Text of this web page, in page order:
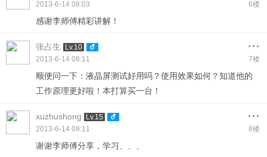
2013-6-14 08:03 6楼
感谢李师傅精彩讲解！
张占生 Lv.10 ...
2013-6-14 08:11 7楼
顺便问一下：液晶屏测试好用吗？使用效果如何？知道他的
工作原理更好啦！本打算买一台！
xuzhushong Lv.15 ...
2013-6-14 09:11 8楼
谢谢李师傅分享，学习、、、